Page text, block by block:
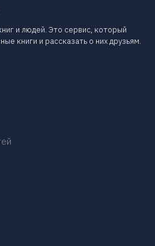
и людей. Это сервис, который
книги и рассказать о них друзьям.